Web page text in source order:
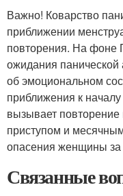
Важно! Коварство
приближении
повторения. На
ожидания
об эмоциональном
приближения к
вызывает
приступом и
опасения женщины за
Связанные